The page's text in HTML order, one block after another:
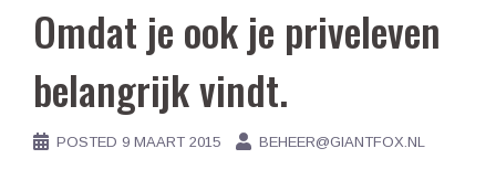
Omdat je ook je priveleven
belangrijk vindt.
POSTED 9 MAART 2015 BEHEER@GIANTFOX.NL